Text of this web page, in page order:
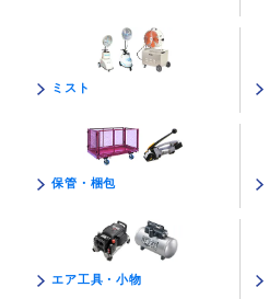
ミスト
保管・梱包
エア工具・小物